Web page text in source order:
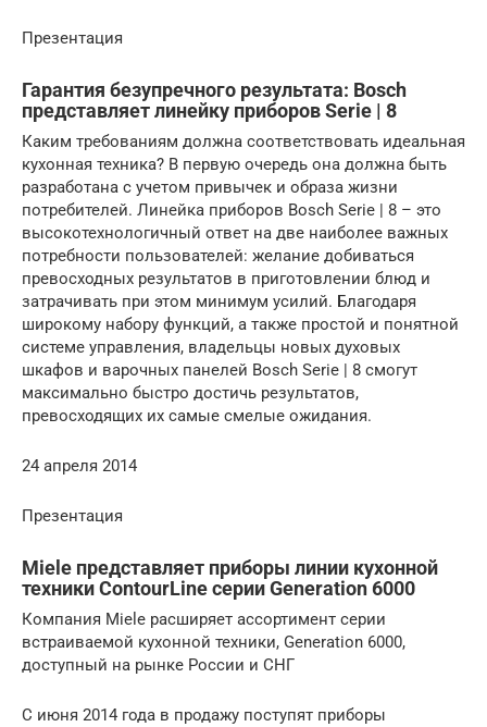
Презентация
Гарантия безупречного результата: Bosch
представляет линейку приборов Serie | 8
Каким требованиям должна соответствовать идеальная
кухонная техника? В первую очередь она должна быть
разработана с учетом привычек и образа жизни
потребителей. Линейка приборов Bosch Serie | 8 – это
высокотехнологичный ответ на две наиболее важных
потребности пользователей: желание добиваться
превосходных результатов в приготовлении блюд и
затрачивать при этом минимум усилий. Благодаря
широкому набору функций, а также простой и понятной
системе управления, владельцы новых духовых
шкафов и варочных панелей Bosch Serie | 8 смогут
максимально быстро достичь результатов,
превосходящих их самые смелые ожидания.
24 апреля 2014
Презентация
Miele представляет приборы линии кухонной
техники ContourLine серии Generation 6000
Компания Miele расширяет ассортимент серии
встраиваемой кухонной техники, Generation 6000,
доступный на рынке России и СНГ
С июня 2014 года в продажу поступят приборы